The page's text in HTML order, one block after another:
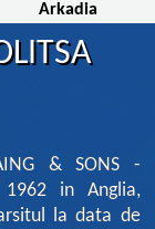
Arkadia
& SONS -
1962 in Anglia,
la data de